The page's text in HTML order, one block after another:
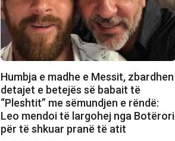
Humbja e madhe e Messit, zbardhen
detajet e betejës së babait të
“Pleshtit” me sëmundjen e rëndë:
Leo mendoi të largohej nga Botërori
për të shkuar pranë të atit